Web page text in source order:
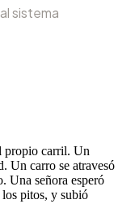
sistema
propio carril. Un
Un carro se atravesó
Una señora esperó
pitos, y subió